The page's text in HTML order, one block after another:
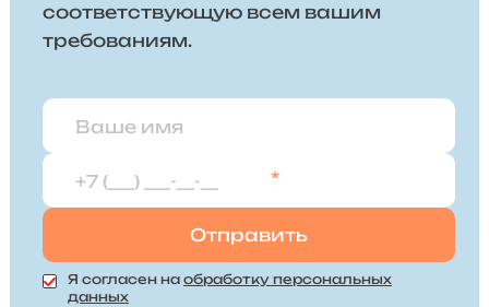
соответствующую всем вашим
требованиям.
*
Я согласен на обработку персональных
данных